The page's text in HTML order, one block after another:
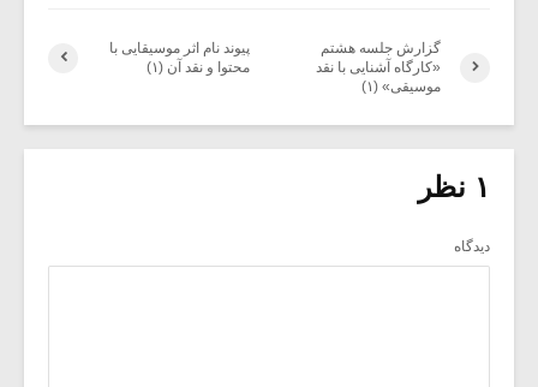
پیوند نام اثر موسیقایی با
محتوا و نقد آن (۱)
گزارش جلسه هشتم
«کارگاه آشنایی با نقد
موسیقی» (۱)
۱ نظر
دیدگاه